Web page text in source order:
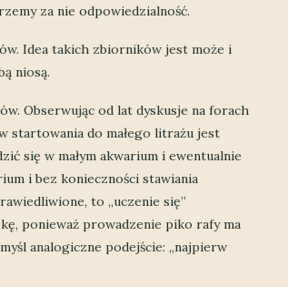
za nie odpowiedzialność.
Idea takich zbiorników jest może i
niosą.
Obserwując od lat dyskusje na forach
startowania do małego litrażu jest
się w małym akwarium i ewentualnie
i bez konieczności stawiania
to „uczenie się”
ponieważ prowadzenie piko rafy ma
analogiczne podejście: „najpierw